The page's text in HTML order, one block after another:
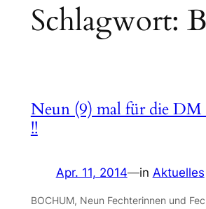
Schlagwort:
Neun (9) mal für die
!!
Apr. 11, 2014—in Aktuelles
BOCHUM, Neun Fechterinnen und